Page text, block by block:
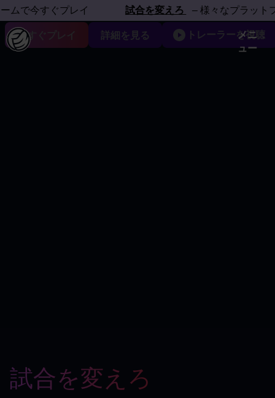
すぐプレイ 試合を変えろ – 様々なプラットフォー
メニ
ュー
今すぐプレイ 詳細を見る トレーラーを視聴
試合を変えろ